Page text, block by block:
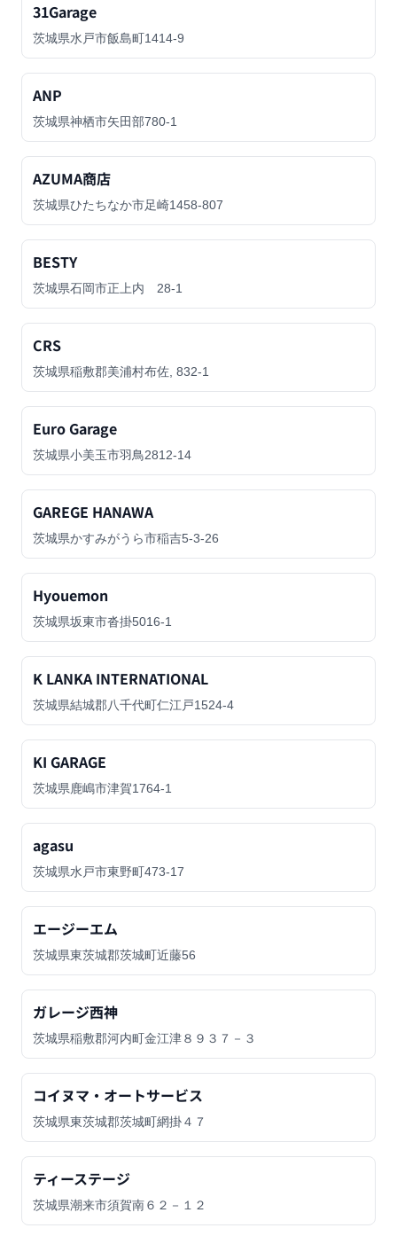
31Garage
茨城県水戸市飯島町1414-9
ANP
茨城県神栖市矢田部780-1
AZUMA商店
茨城県ひたちなか市足崎1458-807
BESTY
茨城県石岡市正上内 28-1
CRS
茨城県稲敷郡美浦村布佐, 832-1
Euro Garage
茨城県小美玉市羽鳥2812-14
GAREGE HANAWA
茨城県かすみがうら市稲吉5-3-26
Hyouemon
茨城県坂東市沓掛5016-1
K LANKA INTERNATIONAL
茨城県結城郡八千代町仁江戸1524-4
KI GARAGE
茨城県鹿嶋市津賀1764-1
agasu
茨城県水戸市東野町473-17
エージーエム
茨城県東茨城郡茨城町近藤56
ガレージ西神
茨城県稲敷郡河内町金江津８９３７－３
コイヌマ・オートサービス
茨城県東茨城郡茨城町網掛４７
ティーステージ
茨城県潮来市須賀南６２－１２